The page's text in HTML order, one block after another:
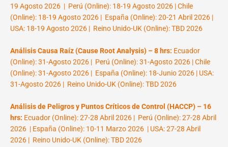
19 Agosto 2026 | Perú (Online): 18-19 Agosto 2026 | Chile
(Online): 18-19 Agosto 2026 | España (Online): 20-21 Abril 2026 |
USA: 18-19 Agosto 2026 | Reino Unido-UK (Online): TBD 2026
Análisis Causa Raíz (Cause Root Analysis) – 8 hrs: Ecuador
(Online): 31-Agosto 2026 | Perú (Online): 31-Agosto 2026 | Chile
(Online): 31-Agosto 2026 | España (Online): 18-Junio 2026 | USA:
31-Agosto 2026 | Reino Unido-UK (Online): TBD 2026
Análisis de Peligros y Puntos Críticos de Control (HACCP) – 16
hrs: Ecuador (Online): 27-28 Abril 2026 | Perú (Online): 27-28 Abril
2026 | España (Online): 10-11 Marzo 2026 | USA: 27-28 Abril
2026 | Reino Unido-UK (Online): TBD 2026